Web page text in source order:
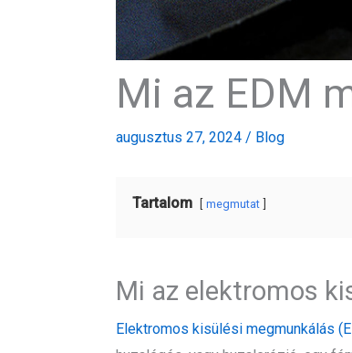
Mi az EDM
augusztus 27, 2024 / Blog
Tartalom megmutat
Mi az elektromos
Elektromos kisülési megmunkálás